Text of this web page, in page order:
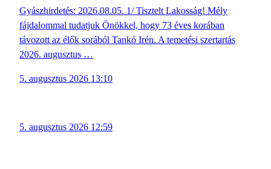
Gyászhirdetés: 2026.08.05. 1/ Tisztelt Lakosság! Mély
fájdalommal tudatjuk Önökkel, hogy 73 éves korában
távozott az élők sorából Tankó Irén. A temetési szertartás
2026. augusztus …
5. augusztus 2026 13:10
5. augusztus 2026 12:59